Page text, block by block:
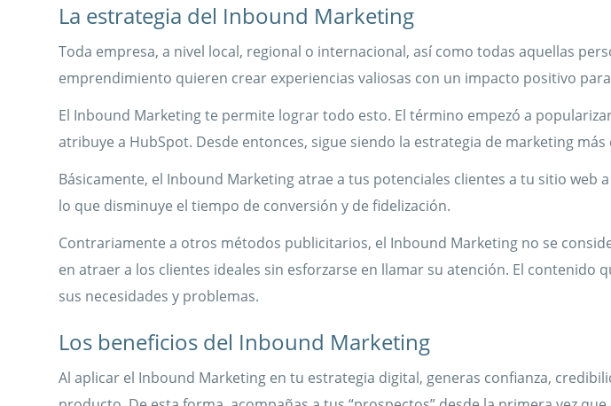
La estrategia del Inbound Marketing
Toda empresa, a nivel local, regional o internacional, así como todas aquellas
emprendimiento quieren crear experiencias valiosas con un impacto positivo
El Inbound Marketing te permite lograr todo esto. El término empezó a
atribuye a HubSpot. Desde entonces, sigue siendo la estrategia de marketing
Básicamente, el Inbound Marketing atrae a tus potenciales clientes a tu sitio web
lo que disminuye el tiempo de conversión y de fidelización.
Contrariamente a otros métodos publicitarios, el Inbound Marketing no se
en atraer a los clientes ideales sin esforzarse en llamar su atención. El contenido
sus necesidades y problemas.
Los beneficios del Inbound Marketing
Al aplicar el Inbound Marketing en tu estrategia digital, generas confianza,